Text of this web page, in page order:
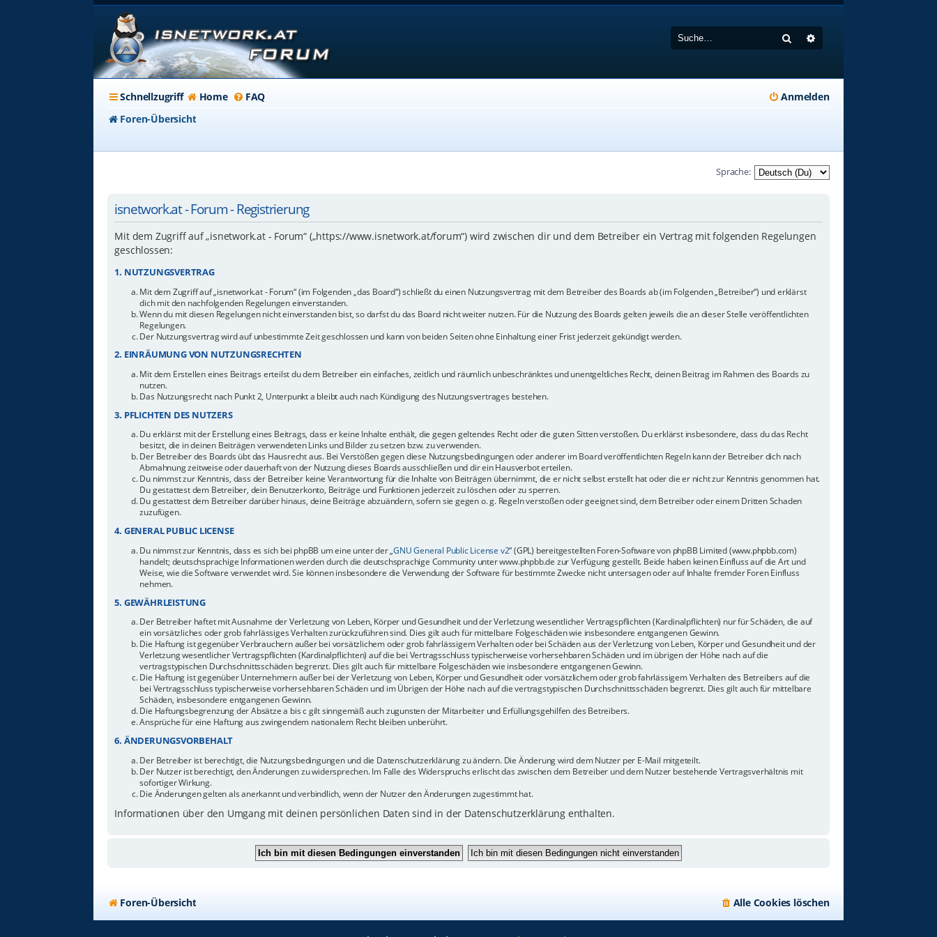
Suche
Schnellzugriff Home FAQ
Anmelden
Foren-Übersicht
Sprache:
isnetwork.at - Forum - Registrierung
Mit dem Zugriff auf „isnetwork.at - Forum“ („https://www.isnetwork.at/forum“) wird zwischen dir und dem Betreiber ein Vertrag mit folgenden Regelungen
geschlossen:
1. NUTZUNGSVERTRAG
Mit dem Zugriff auf „isnetwork.at - Forum“ (im Folgenden „das Board“) schließt du einen Nutzungsvertrag mit dem Betreiber des Boards ab (im Folgenden „Betreiber“) und erklärst
dich mit den nachfolgenden Regelungen einverstanden.
Wenn du mit diesen Regelungen nicht einverstanden bist, so darfst du das Board nicht weiter nutzen. Für die Nutzung des Boards gelten jeweils die an dieser Stelle veröffentlichten
Regelungen.
Der Nutzungsvertrag wird auf unbestimmte Zeit geschlossen und kann von beiden Seiten ohne Einhaltung einer Frist jederzeit gekündigt werden.
2. EINRÄUMUNG VON NUTZUNGSRECHTEN
Mit dem Erstellen eines Beitrags erteilst du dem Betreiber ein einfaches, zeitlich und räumlich unbeschränktes und unentgeltliches Recht, deinen Beitrag im Rahmen des Boards zu
nutzen.
Das Nutzungsrecht nach Punkt 2, Unterpunkt a bleibt auch nach Kündigung des Nutzungsvertrages bestehen.
3. PFLICHTEN DES NUTZERS
Du erklärst mit der Erstellung eines Beitrags, dass er keine Inhalte enthält, die gegen geltendes Recht oder die guten Sitten verstoßen. Du erklärst insbesondere, dass du das Recht
besitzt, die in deinen Beiträgen verwendeten Links und Bilder zu setzen bzw. zu verwenden.
Der Betreiber des Boards übt das Hausrecht aus. Bei Verstößen gegen diese Nutzungsbedingungen oder anderer im Board veröffentlichten Regeln kann der Betreiber dich nach
Abmahnung zeitweise oder dauerhaft von der Nutzung dieses Boards ausschließen und dir ein Hausverbot erteilen.
Du nimmst zur Kenntnis, dass der Betreiber keine Verantwortung für die Inhalte von Beiträgen übernimmt, die er nicht selbst erstellt hat oder die er nicht zur Kenntnis genommen hat.
Du gestattest dem Betreiber, dein Benutzerkonto, Beiträge und Funktionen jederzeit zu löschen oder zu sperren.
Du gestattest dem Betreiber darüber hinaus, deine Beiträge abzuändern, sofern sie gegen o. g. Regeln verstoßen oder geeignet sind, dem Betreiber oder einem Dritten Schaden
zuzufügen.
4. GENERAL PUBLIC LICENSE
Du nimmst zur Kenntnis, dass es sich bei phpBB um eine unter der „GNU General Public License v2“ (GPL) bereitgestellten Foren-Software von phpBB Limited (www.phpbb.com)
handelt; deutschsprachige Informationen werden durch die deutschsprachige Community unter www.phpbb.de zur Verfügung gestellt. Beide haben keinen Einfluss auf die Art und
Weise, wie die Software verwendet wird. Sie können insbesondere die Verwendung der Software für bestimmte Zwecke nicht untersagen oder auf Inhalte fremder Foren Einfluss
nehmen.
5. GEWÄHRLEISTUNG
Der Betreiber haftet mit Ausnahme der Verletzung von Leben, Körper und Gesundheit und der Verletzung wesentlicher Vertragspflichten (Kardinalpflichten) nur für Schäden, die auf
ein vorsätzliches oder grob fahrlässiges Verhalten zurückzuführen sind. Dies gilt auch für mittelbare Folgeschäden wie insbesondere entgangenen Gewinn.
Die Haftung ist gegenüber Verbrauchern außer bei vorsätzlichem oder grob fahrlässigem Verhalten oder bei Schäden aus der Verletzung von Leben, Körper und Gesundheit und der
Verletzung wesentlicher Vertragspflichten (Kardinalpflichten) auf die bei Vertragsschluss typischerweise vorhersehbaren Schäden und im übrigen der Höhe nach auf die
vertragstypischen Durchschnittsschäden begrenzt. Dies gilt auch für mittelbare Folgeschäden wie insbesondere entgangenen Gewinn.
Die Haftung ist gegenüber Unternehmern außer bei der Verletzung von Leben, Körper und Gesundheit oder vorsätzlichem oder grob fahrlässigem Verhalten des Betreibers auf die
bei Vertragsschluss typischerweise vorhersehbaren Schäden und im Übrigen der Höhe nach auf die vertragstypischen Durchschnittsschäden begrenzt. Dies gilt auch für mittelbare
Schäden, insbesondere entgangenen Gewinn.
Die Haftungsbegrenzung der Absätze a bis c gilt sinngemäß auch zugunsten der Mitarbeiter und Erfüllungsgehilfen des Betreibers.
Ansprüche für eine Haftung aus zwingendem nationalem Recht bleiben unberührt.
6. ÄNDERUNGSVORBEHALT
Der Betreiber ist berechtigt, die Nutzungsbedingungen und die Datenschutzerklärung zu ändern. Die Änderung wird dem Nutzer per E-Mail mitgeteilt.
Der Nutzer ist berechtigt, den Änderungen zu widersprechen. Im Falle des Widerspruchs erlischt das zwischen dem Betreiber und dem Nutzer bestehende Vertragsverhältnis mit
sofortiger Wirkung.
Die Änderungen gelten als anerkannt und verbindlich, wenn der Nutzer den Änderungen zugestimmt hat.
Informationen über den Umgang mit deinen persönlichen Daten sind in der Datenschutzerklärung enthalten.
Foren-Übersicht Alle Cookies löschen